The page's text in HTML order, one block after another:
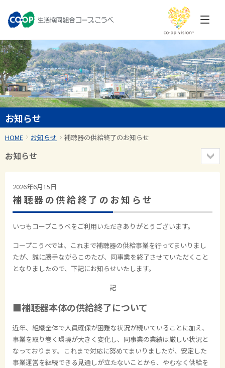
お知らせ
HOME お知らせ 補聴器の供給終了のお知らせ
お知らせ
2026年6月15日
補聴器の供給終了のお知らせ
いつもコープこうべをご利用いただきありがとうございます。
コープこうべでは、これまで補聴器の供給事業を行ってまいりまし
たが、誠に勝手ながらこのたび、同事業を終了させていただくこと
となりましたので、下記にお知らせいたします。
記
■補聴器本体の供給終了について
近年、組織全体で人員確保が困難な状況が続いていることに加え、
事業を取り巻く環境が大きく変化し、同事業の業績は厳しい状況と
なっております。これまで対応に努めてまいりましたが、安定した
事業運営を継続できる見通しが立たないことから、やむなく供給を